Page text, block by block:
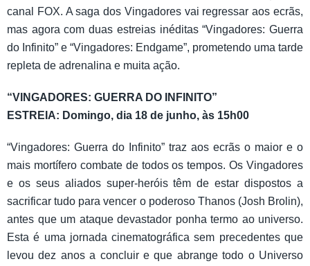
canal FOX. A saga dos Vingadores vai regressar aos ecrãs,
mas agora com duas estreias inéditas “Vingadores: Guerra
do Infinito” e “Vingadores: Endgame”, prometendo uma tarde
repleta de adrenalina e muita ação.
“VINGADORES: GUERRA DO INFINITO”
ESTREIA: Domingo, dia 18 de junho, às 15h00
“Vingadores: Guerra do Infinito” traz aos ecrãs o maior e o
mais mortífero combate de todos os tempos. Os Vingadores
e os seus aliados super-heróis têm de estar dispostos a
sacrificar tudo para vencer o poderoso Thanos (Josh Brolin),
antes que um ataque devastador ponha termo ao universo.
Esta é uma jornada cinematográfica sem precedentes que
levou dez anos a concluir e que abrange todo o Universo